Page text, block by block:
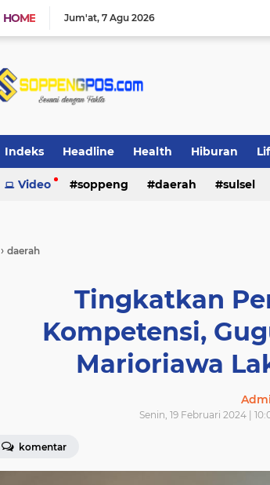
HOME Jum'at 7 Agu 2026
Indeks Headline Health Hiburan
Video soppeng daerah sulsel
› daerah
Tingkatkan
Kompetensi,
Marioriawa
Senin, 19 Februari 2024 |
komentar